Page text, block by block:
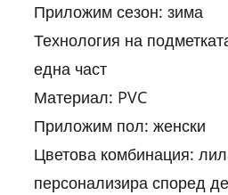
Приложим сезон: зима
Технология на
една част
Материал: PVC
Приложим пол: женски
Цветова комбинация:
персонализира според